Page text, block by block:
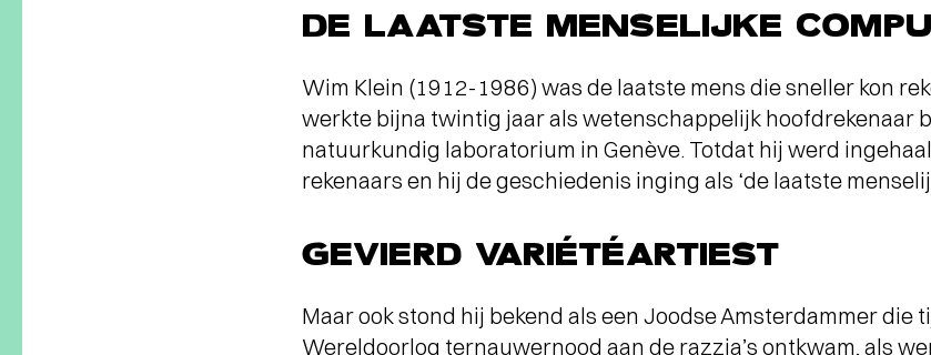
DE LAATSTE MENSELIJKE
Wim Klein (1912-1986) was de laatste mens die sneller kon
werkte bijna twintig jaar als wetenschappelijk hoofdrekenaar
natuurkundig laboratorium in Genève. Totdat hij werd
rekenaars en hij de geschiedenis inging als ‘de laatste
GEVIERD VARIÉTÉARTIEST
Maar ook stond hij bekend als een Joodse Amsterdammer die
Wereldoorlog ternauwernood aan de razzia’s ontkwam, als